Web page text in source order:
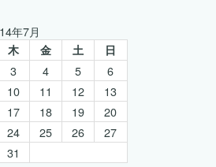
年7月
木 金 土 日
3 4 5
6
10 11 12
13
17 18 19
20
24 25 26
27
31